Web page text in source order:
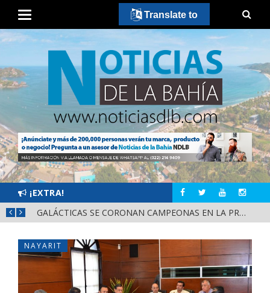
¡EXTRA!
GALÁCTICAS SE CORONAN CAMPEONAS EN LA PRIMERA EDICIÓN DE CASCARITA BAHÍA FEMENIL
NAYARIT
Translate to